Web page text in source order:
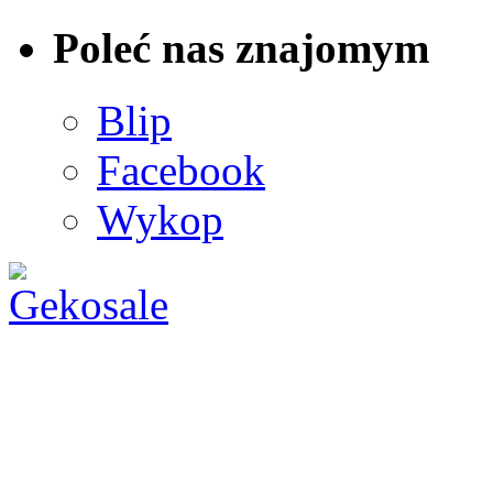
Poleć nas znajomym
Blip
Facebook
Wykop